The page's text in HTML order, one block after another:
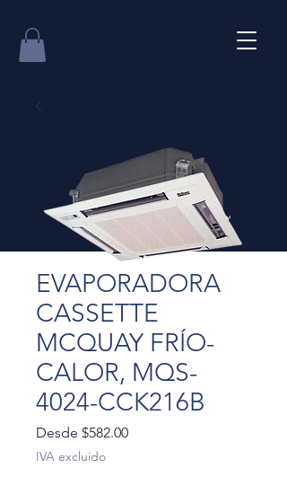
EVAPORADORA
CASSETTE
MCQUAY FRÍO-
CALOR, MQS-
4024-CCK216B
Desde $582.00Precio
IVA excluido